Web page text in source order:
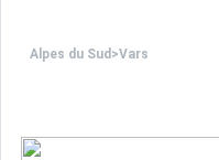
Alpes du Sud >Vars